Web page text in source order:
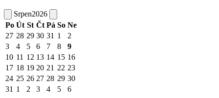
Srpen2026
Po Út St Čt Pá So Ne
27 28 29 30 31 1
2
3
4 5 6 7 8
9
10 11 12 13 14 15 16
17 18 19 20 21 22 23
24 25 26 27 28 29 30
31 1 2 3 4 5 6